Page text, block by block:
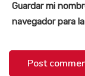
Guardar mi
navegador para